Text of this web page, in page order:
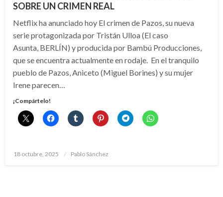
SOBRE UN CRIMEN REAL
Netflix ha anunciado hoy El crimen de Pazos, su nueva
serie protagonizada por Tristán Ulloa (El caso
Asunta, BERLÍN) y producida por Bambú Producciones,
que se encuentra actualmente en rodaje. En el tranquilo
pueblo de Pazos, Aniceto (Miguel Borines) y su mujer
Irene parecen…
¡Compártelo!
Publicado
18 octubre, 2025 Pablo Sánchez